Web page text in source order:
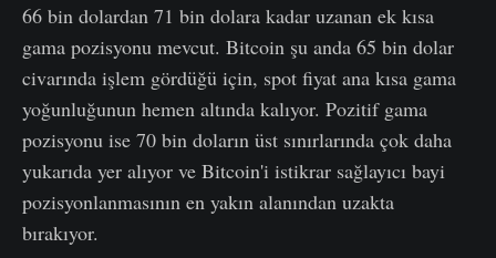
66 bin dolardan 71 bin dolara kadar uzanan ek kısa
gama pozisyonu mevcut. Bitcoin şu anda 65 bin dolar
civarında işlem gördüğü için, spot fiyat ana kısa gama
yoğunluğunun hemen altında kalıyor. Pozitif gama
pozisyonu ise 70 bin doların üst sınırlarında çok daha
yukarıda yer alıyor ve Bitcoin'i istikrar sağlayıcı bayi
pozisyonlanmasının en yakın alanından uzakta
bırakıyor.